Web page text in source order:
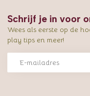
Schrijf je in voor
Wees als eerste op de
play tips en meer!